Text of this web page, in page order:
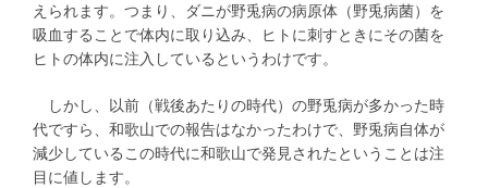
えられます。つまり、ダニが野兎病の病原体（野兎病菌）を
吸血することで体内に取り込み、ヒトに刺すときにその菌を
ヒトの体内に注入しているというわけです。
しかし、以前（戦後あたりの時代）の野兎病が多かった時
代ですら、和歌山での報告はなかったわけで、野兎病自体が
減少しているこの時代に和歌山で発見されたということは注
目に値します。